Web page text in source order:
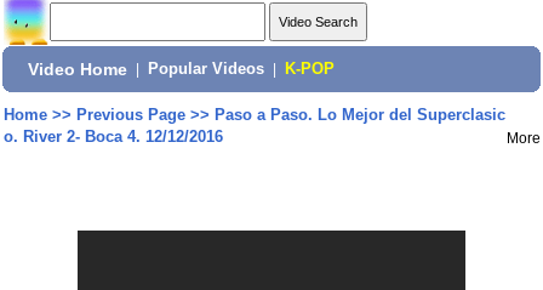
Video Home Popular Videos K-POP
Home>> Previous Page>> Paso a Paso. Lo Mejor del Superclasic
o. River 2- Boca 4. 12/12/2016
More